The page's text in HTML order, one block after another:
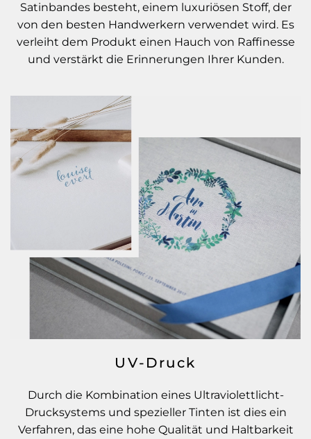
Satinbandes besteht, einem luxuriösen Stoff, der
von den besten Handwerkern verwendet wird. Es
verleiht dem Produkt einen Hauch von Raffinesse
und verstärkt die Erinnerungen Ihrer Kunden.
UV-Druck
Durch die Kombination eines Ultraviolettlicht-
Drucksystems und spezieller Tinten ist dies ein
Verfahren, das eine hohe Qualität und Haltbarkeit